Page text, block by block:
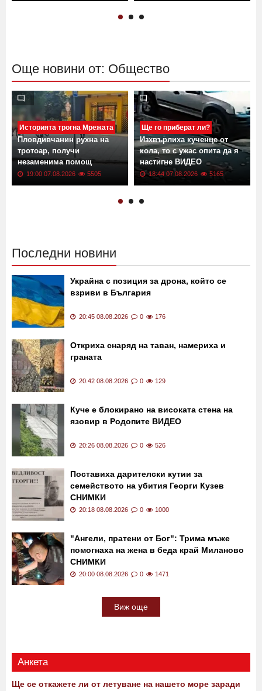
Още новини от: Общество
Историята трогна Мрежата
Пловдивчанин рухна на
тротоар, получи
незаменима помощ
19:00 07.08.2026 5505
Ще го приберат ли?
Изхвърлиха кученце от
кола, то с ужас опита да я
настигне ВИДЕО
18:44 07.08.2026 5165
Последни новини
Украйна с позиция за дрона, който се
взриви в България
20:45 08.08.2026 0 176
Откриха снаряд на таван, намериха и
граната
20:42 08.08.2026 0 129
Куче е блокирано на високата стена на
язовир в Родопите ВИДЕО
20:26 08.08.2026 0 526
Поставиха дарителски кутии за
семейството на убития Георги Кузев
СНИМКИ
20:18 08.08.2026 0 1000
"Ангели, пратени от Бог": Трима мъже
помогнаха на жена в беда край Миланово
СНИМКИ
20:00 08.08.2026 0 1471
Виж още
Анкета
Ще се откажете ли от летуване на нашето море заради